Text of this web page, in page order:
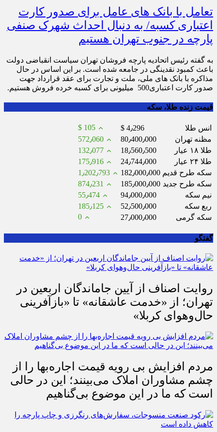
تعامل با بانک های عامل برای صدور کارت
اعتباری کسبه/ به دنبال احداث شهرک صنفی
پارچه در جنوب تهران هستیم
به گفته رئیس اتحادیه پارچه فروشان تهران سیاست انقباضی دولت
باعث کمبود نقدینگی در جامعه شده است. بر این اساس در حال
مذاکره با بانک های ملی، ملت و تجارت برای عقد قرارداد جهت
صدور کارت اعتباری500 میلیونی برای کسبه خرده فروش هستیم.
قیمت زنده طلا، سکه
انس طلا $ 4٫296
$ 105
مظنه تهران
80٫400٫000
572٫060
طلا ۱۸ عیار
18٫560٫500
132٫077
طلا ۲۴ عیار
24٫744٫000
175٫916
سکه طرح قدیم 182٫000٫000
1٫202٫793
سکه طرح جدید 185٫000٫000
874٫231
نیم سکه
94٫000٫000
55٫474
ربع سکه
52٫500٫000
185٫125
سکه گرمی
27٫000٫000 0
گفتگو
روایت اصناف از آیین جاماندگان اربعین در
تهران؛ از «خدمت عاشقانه» تا «بازآفرینی
حال‌وهوای کربلا»
مردم افزایش بی رویه قیمت اجاره‌بها را از
چشم مشاوران املاک می‌بینند؛ این در حالی
است که ما در این موضوع بی‌گناهیم